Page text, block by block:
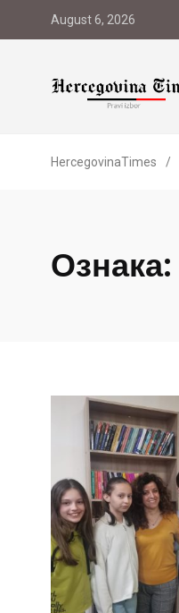
August 6, 2026
HercegovinaTimes /
Ознака: